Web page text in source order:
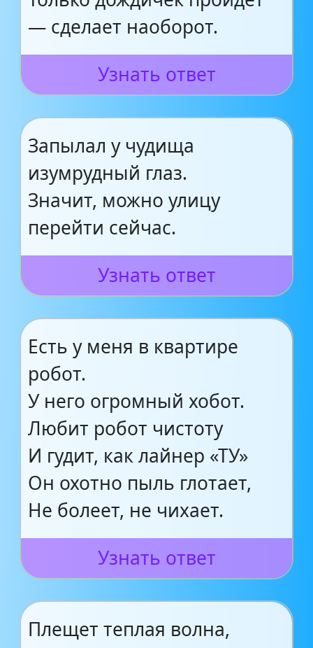
— сделает наоборот.
Узнать ответ
Запылал у чудища
изумрудный глаз.
Значит, можно улицу
перейти сейчас.
Узнать ответ
Есть у меня в квартире
робот.
У него огромный хобот.
Любит робот чистоту
И гудит, как лайнер «ТУ»
Он охотно пыль глотает,
Не болеет, не чихает.
Узнать ответ
Плещет теплая волна,